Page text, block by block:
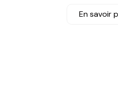
de 85m² et vaste abris
par son confort et son
minutes à pieds, les écoles
En savoir